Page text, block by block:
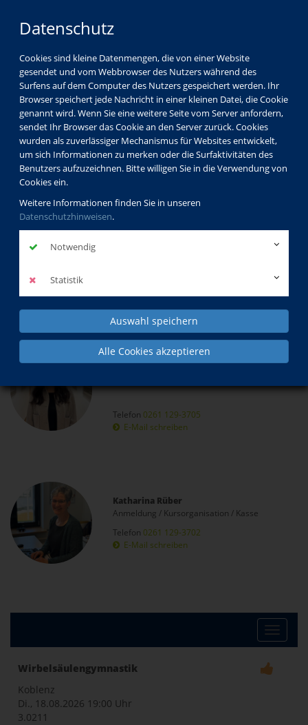
Datenschutz
Cookies sind kleine Datenmengen, die von einer Website
gesendet und vom Webbrowser des Nutzers während des
Surfens auf dem Computer des Nutzers gespeichert werden. Ihr
Browser speichert jede Nachricht in einer kleinen Datei, die Cookie
genannt wird. Wenn Sie eine weitere Seite vom Server anfordern,
sendet Ihr Browser das Cookie an den Server zurück. Cookies
wurden als zuverlässiger Mechanismus für Websites entwickelt,
um sich Informationen zu merken oder die Surfaktivitäten des
Benutzers aufzuzeichnen. Bitte willigen Sie in die Verwendung von
Cookies ein.
Weitere Informationen finden Sie in unseren
Datenschutzhinweisen.
Notwendig
Statistik
Auswahl speichern
Alle Cookies akzeptieren
Programm Gesundheit
Bewegung/ Fitness
Gymnastik/ Wirbelsäulengymnastik
Gymnastik/
Wirbelsäulengymnastik
Mara Hoffmann
Fachbereichsleiterin Berufliche Bildung und
Telefon 0261 129-3705
E-Mail schreiben
Katharina Rüber
Anmeldung / Kursorganisation / Kasse
Telefon 0261 129-3702
E-Mail schreiben
Toggle
Wirbelsäulengymnastik
Koblenz
Di., 18.08.2026 19:00 Uhr
3.0211